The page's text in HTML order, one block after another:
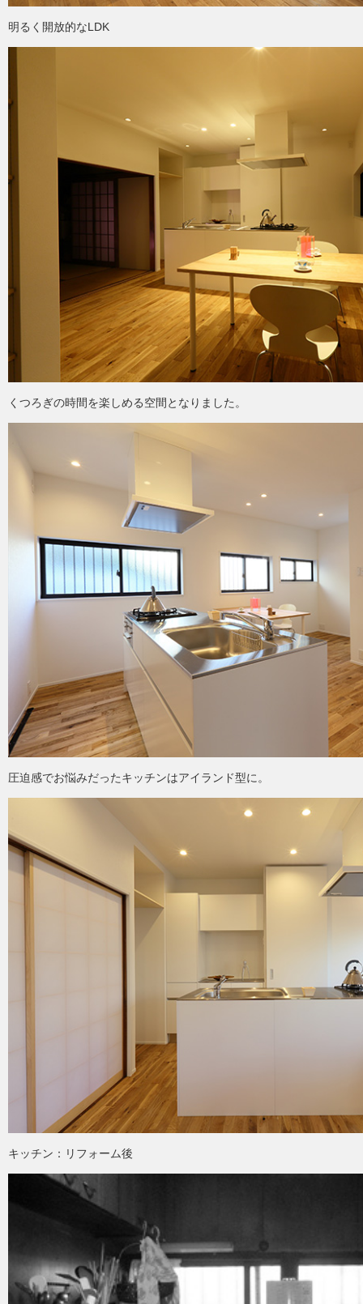
明るく開放的なLDK
くつろぎの時間を楽しめる空間となりました。
圧迫感でお悩みだったキッチンはアイランド型に。
キッチン：リフォーム後